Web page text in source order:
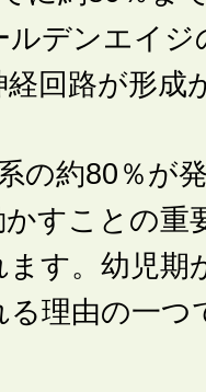
デンエイジ
回路が形成
の約80％が
すことの重
す。幼児期
理由の一つ